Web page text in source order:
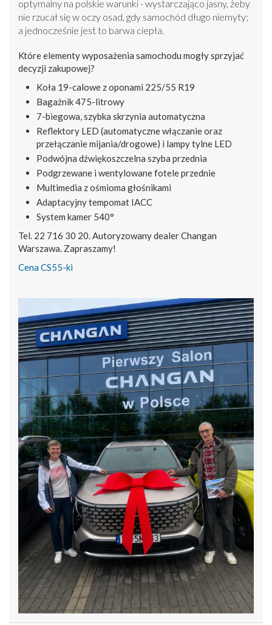
optymalny na polskie warunki - wystarczająco jasny, żeby
nie rzucał się w oczy osad, gdy samochód długo niemyty;
a jednocześnie jest to barwa ciepła.
Które elementy wyposażenia samochodu mogły sprzyjać
decyzji zakupowej?
Koła 19-calowe z oponami 225/55 R19
Bagażnik 475-litrowy
7-biegowa, szybka skrzynia automatyczna
Reflektory LED (automatyczne włączanie oraz
przełączanie mijania/drogowe) i lampy tylne LED
Podwójna dźwiękoszczelna szyba przednia
Podgrzewane i wentylowane fotele przednie
Multimedia z ośmioma głośnikami
Adaptacyjny tempomat IACC
System kamer 540°
Tel. 22 716 30 20. Autoryzowany dealer Changan
Warszawa. Zapraszamy!
Cena CS55-ki